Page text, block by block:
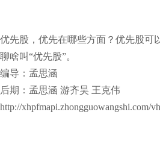
优先股，优先在哪些方面？优先股可
聊啥叫“优先股”。
编导：孟思涵
后期：孟思涵 游齐昊 王克伟
http://xhpfmapi.zhongguowangshi.com/